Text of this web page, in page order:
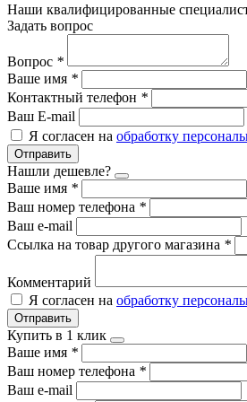
Наши квалифицированные
Задать вопрос
Вопрос *
Ваше имя *
Контактный телефон *
Ваш E-mail
Я согласен на обработку
Отправить
Нашли дешевле?
Ваше имя *
Ваш номер телефона *
Ваш e-mail
Ссылка на товар другого магазина *
Комментарий
Я согласен на обработку
Отправить
Купить в 1 клик
Ваше имя *
Ваш номер телефона *
Ваш e-mail